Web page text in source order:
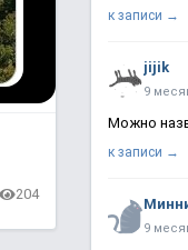
204
к записи →
jijik
9
Можно
к записи →
9